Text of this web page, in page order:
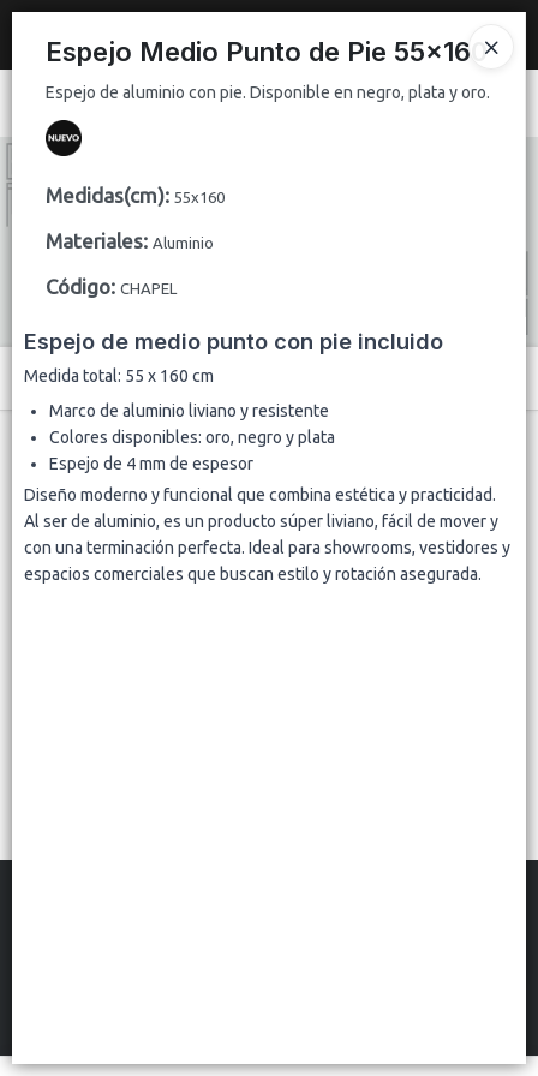
Espejo de aluminio con pie. Disponible en negro, plata y oro.
Espejo Medio Punto de Pie 55x160
Espejo de aluminio con pie. Disponible en negro, plata y oro.
Medidas(cm): 55x160
Materiales: Aluminio
Código: CHAPEL
Espejo de medio punto con pie incluido
Medida total: 55 x 160 cm
Marco de aluminio liviano y resistente
Colores disponibles: oro, negro y plata
Espejo de 4 mm de espesor
Diseño moderno y funcional que combina estética y practicidad.
Al ser de aluminio, es un producto súper liviano, fácil de mover y
con una terminación perfecta. Ideal para showrooms, vestidores y
espacios comerciales que buscan estilo y rotación asegurada.
REGISTRATE Y HACE TU PEDIDO
Ingresar a la Tienda
QUIÉNES SOMOS
CONTACTO
Menú
Espejo de aluminio con pie. Disponible en negro, plata y oro.
Lista vacía